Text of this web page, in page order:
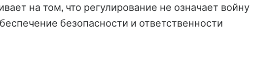
на том, что регулирование не означает войну
безопасности и ответственности